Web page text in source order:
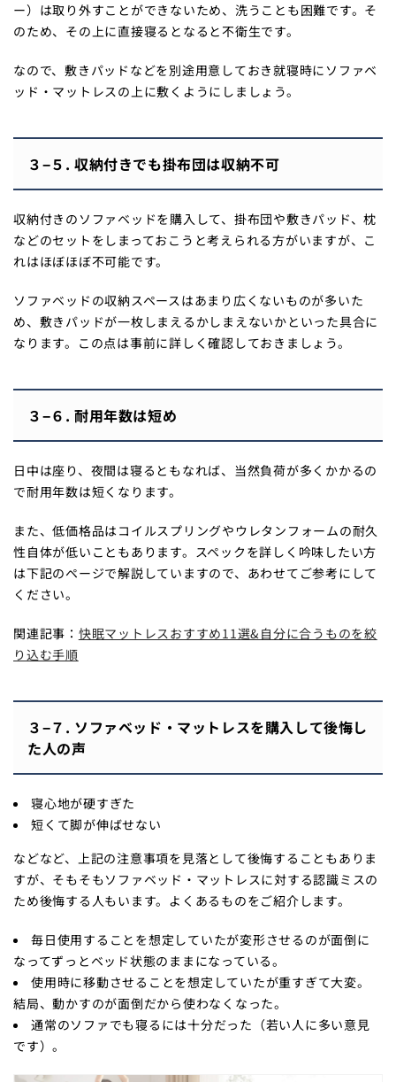
ー）は取り外すことができないため、洗うことも困難です。そ
のため、その上に直接寝るとなると不衛生です。
なので、敷きパッドなどを別途用意しておき就寝時にソファベ
ッド・マットレスの上に敷くようにしましょう。
３−５. 収納付きでも掛布団は収納不可
収納付きのソファベッドを購入して、掛布団や敷きパッド、枕
などのセットをしまっておこうと考えられる方がいますが、こ
れはほぼほぼ不可能です。
ソファベッドの収納スペースはあまり広くないものが多いた
め、敷きパッドが一枚しまえるかしまえないかといった具合に
なります。この点は事前に詳しく確認しておきましょう。
３−６. 耐用年数は短め
日中は座り、夜間は寝るともなれば、当然負荷が多くかかるの
で耐用年数は短くなります。
また、低価格品はコイルスプリングやウレタンフォームの耐久
性自体が低いこともあります。スペックを詳しく吟味したい方
は下記のページで解説していますので、あわせてご参考にして
ください。
関連記事： 快眠マットレスおすすめ11選&自分に合うものを絞
り込む手順
３−７. ソファベッド・マットレスを購入して後悔し
た人の声
寝心地が硬すぎた
短くて脚が伸ばせない
などなど、上記の注意事項を見落として後悔することもありま
すが、そもそもソファベッド・マットレスに対する認識ミスの
ため後悔する人もいます。よくあるものをご紹介します。
毎日使用することを想定していたが変形させるのが面倒に
なってずっとベッド状態のままになっている。
使用時に移動させることを想定していたが重すぎて大変。
結局、動かすのが面倒だから使わなくなった。
通常のソファでも寝るには十分だった（若い人に多い意見
です）。